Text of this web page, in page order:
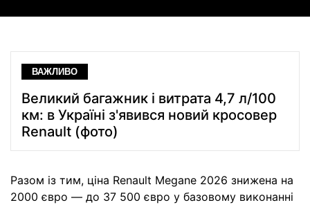
ВАЖЛИВО
Великий багажник і витрата 4,7 л/100
км: в Україні з'явився новий кросовер
Renault (фото)
Разом із тим, ціна Renault Megane 2026 знижена на
2000 євро — до 37 500 євро у базовому виконанні